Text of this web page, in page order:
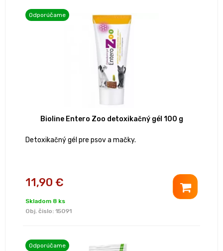
Odporúčame
Bioline Entero Zoo detoxikačný gél 100 g
Detoxikačný gél pre psov a mačky.
11,90 €
Skladom 8 ks
Obj. čislo: 15091
Odporúčame